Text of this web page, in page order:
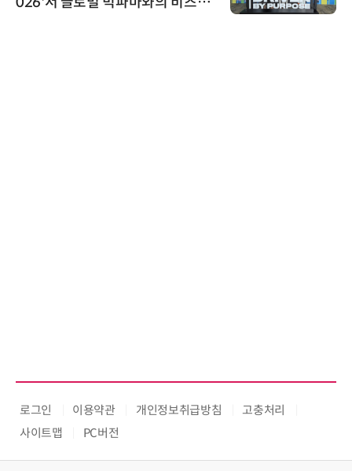
로그인 이용약관 개인정보취급방침
고충처리
사이트맵
PC버전